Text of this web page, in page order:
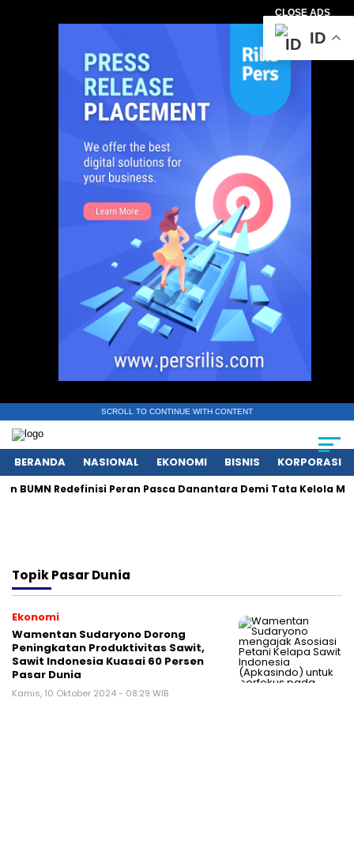
CLOSE ADS
SCROLL TO CONTINUE WITH CONTENT
BERANDA NASIONAL EKONOMI BISNIS KORPORASI
Redefinisi Peran Pasca Danantara Demi Tata Kelola
TopikPasar Dunia
Ekonomi
Wamentan Sudaryono Dorong
Peningkatan Produktivitas Sawit,
Sawit Indonesia Kuasai 60 Persen
Pasar Dunia
Kamis, 10 Oktober 2024 - 08:29 WIB
ID